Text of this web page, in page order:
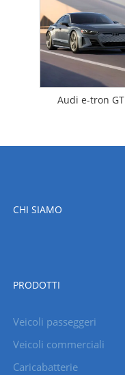
Audi e-tron GT
CHI SIAMO
PRODOTTI
Veicoli passeggeri
Veicoli commerciali
Caricabatterie